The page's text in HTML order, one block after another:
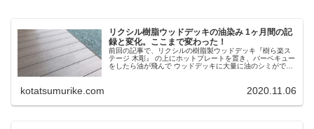
リクシル樹脂ウッドデッキの油染み 1ヶ月間の記
録と変化。ここまで変わった！
前回の記事で、リクシルの樹脂製ウッドデッキ『樹ら楽ス
テージ 木彫』 の上にホットプレートを置き、バーベキュー
をしたら油が飛んで ウッドデッキに大量に油のシミができ
kotatsumurike.com 2020.11.06